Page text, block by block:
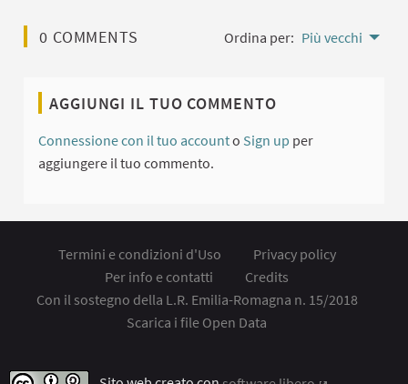
0 COMMENTS Ordina per: Più vecchi
AGGIUNGI IL TUO COMMENTO
Connessione con il tuo accounto Sign up per
aggiungere il tuo commento.
Termini e condizioni d'Uso
Privacy policy
Per info e contatti
Credits
Con il sostegno della L.R. Emilia-Romagna n. 15/2018
Scarica i file Open Data